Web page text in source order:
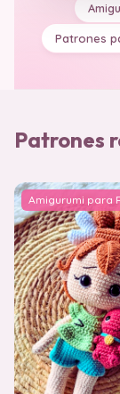
Patrones
Patrones
Amigurumi para